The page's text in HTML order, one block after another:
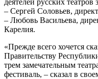
– Сергей Соловьев,
– Любовь Васильева,
Карелия.
«Прежде всего хочется
Правительству
трем замечательным
фестиваль, – сказал в